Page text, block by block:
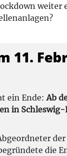
weiter
11.
ein Ende: Ab
in
die